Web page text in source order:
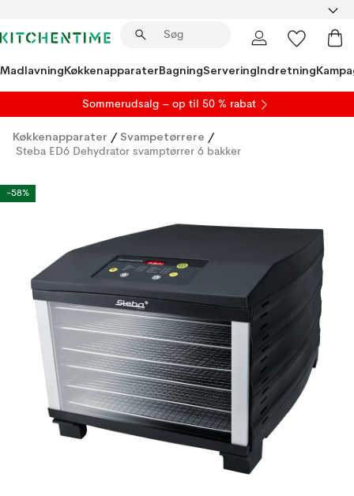
MadlavningKøkkenapparaterBagningServeringIndretning
Sommerudsalg – op til 50 % rabat
Køkkenapparater / Svampetørrere /
Steba ED6 Dehydrator svamptørrer 6 bakker
-58%